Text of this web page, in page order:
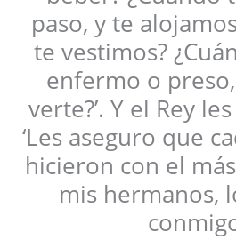
paso, y te
te vestimos?
enfermo o
verte?’. Y el Rey
‘Les aseguro que
hicieron con el
mis hermanos,